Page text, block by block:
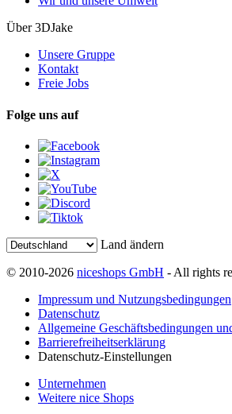
Über 3DJake
Unsere Gruppe
Kontakt
Freie Jobs
Folge uns auf
Land ändern
© 2010-2026 niceshops GmbH - All rights
Impressum und Nutzungsbedingungen
Datenschutz
Allgemeine Geschäftsbedingungen
Barrierefreiheitserklärung
Datenschutz-Einstellungen
Unternehmen
Weitere nice Shops